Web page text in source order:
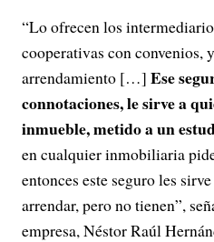
“Lo ofrecen los
cooperativas con convenios,
arrendamiento […] Ese
connotaciones, le sirve a
inmueble, metido a un
en cualquier inmobiliaria
entonces este seguro les
arrendar, pero no tienen”,
empresa, Néstor Raúl